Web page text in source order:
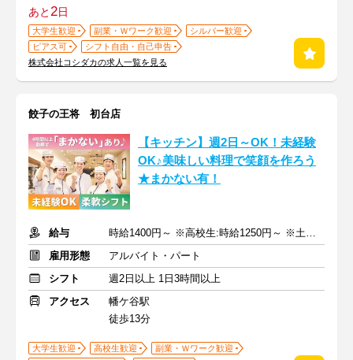
あと2日
大学生歓迎 副業・Ｗワーク歓迎
シルバー歓迎
ピアス可
シフト自由・自己申告
株式会社コシダカの求人一覧を見る
餃子の王将 初台店
【キッチン】週2日～OK！未経験
OK♪美味しい料理で笑顔を作ろう
★まかない有！
給与
時給1400円～ ※高校生:時給1250円～ ※土日祝+50円
雇用形態
アルバイト・パート
シフト
週2日以上 1日3時間以上
アクセス
幡ケ谷駅
徒歩13分
大学生歓迎 高校生歓迎
副業・Ｗワーク歓迎